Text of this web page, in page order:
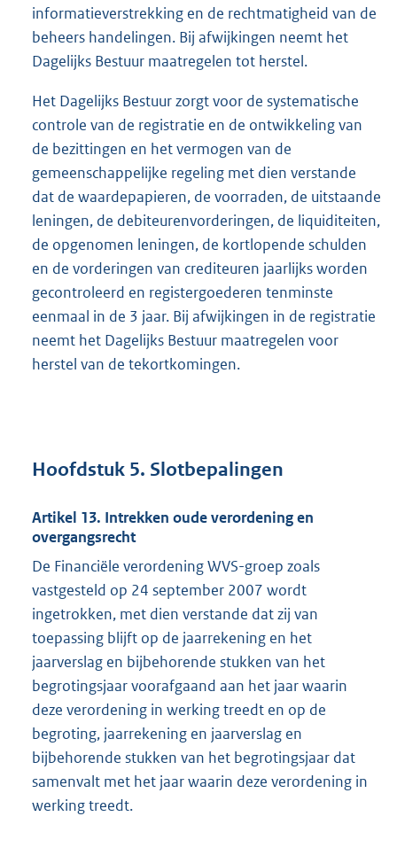
informatieverstrekking en de rechtmatigheid van de
beheers handelingen. Bij afwijkingen neemt het
Dagelijks Bestuur maatregelen tot herstel.
Het Dagelijks Bestuur zorgt voor de systematische
controle van de registratie en de ontwikkeling van
de bezittingen en het vermogen van de
gemeenschappelijke regeling met dien verstande
dat de waardepapieren, de voorraden, de uitstaande
leningen, de debiteurenvorderingen, de liquiditeiten,
de opgenomen leningen, de kortlopende schulden
en de vorderingen van crediteuren jaarlijks worden
gecontroleerd en registergoederen tenminste
eenmaal in de 3 jaar. Bij afwijkingen in de registratie
neemt het Dagelijks Bestuur maatregelen voor
herstel van de tekortkomingen.
Hoofdstuk 5. Slotbepalingen
Artikel 13. Intrekken oude verordening en
overgangsrecht
De Financiële verordening WVS-groep zoals
vastgesteld op 24 september 2007 wordt
ingetrokken, met dien verstande dat zij van
toepassing blijft op de jaarrekening en het
jaarverslag en bijbehorende stukken van het
begrotingsjaar voorafgaand aan het jaar waarin
deze verordening in werking treedt en op de
begroting, jaarrekening en jaarverslag en
bijbehorende stukken van het begrotingsjaar dat
samenvalt met het jaar waarin deze verordening in
werking treedt.